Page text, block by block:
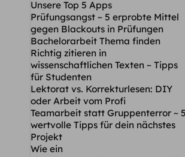
Unsere Top 5 Apps
Prüfungsangst ~ 5 erprobte Mittel
gegen Blackouts in Prüfungen
Bachelorarbeit Thema finden
Richtig zitieren in
wissenschaftlichen Texten ~ Tipps
für Studenten
Lektorat vs. Korrekturlesen: DIY
oder Arbeit vom Profi
Teamarbeit statt Gruppenterror ~ 5
wertvolle Tipps für dein nächstes
Projekt
Wie ein